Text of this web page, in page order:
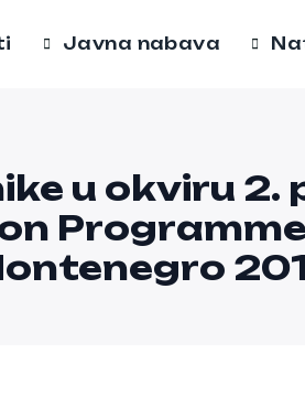
Javna nabava
u okviru 2.